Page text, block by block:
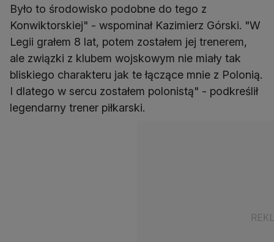
Było to środowisko podobne do tego z
Konwiktorskiej" - wspominał Kazimierz Górski. "W
Legii grałem 8 lat, potem zostałem jej trenerem,
ale związki z klubem wojskowym nie miały tak
bliskiego charakteru jak te łączące mnie z Polonią.
I dlatego w sercu zostałem polonistą" - podkreślił
legendarny trener piłkarski.